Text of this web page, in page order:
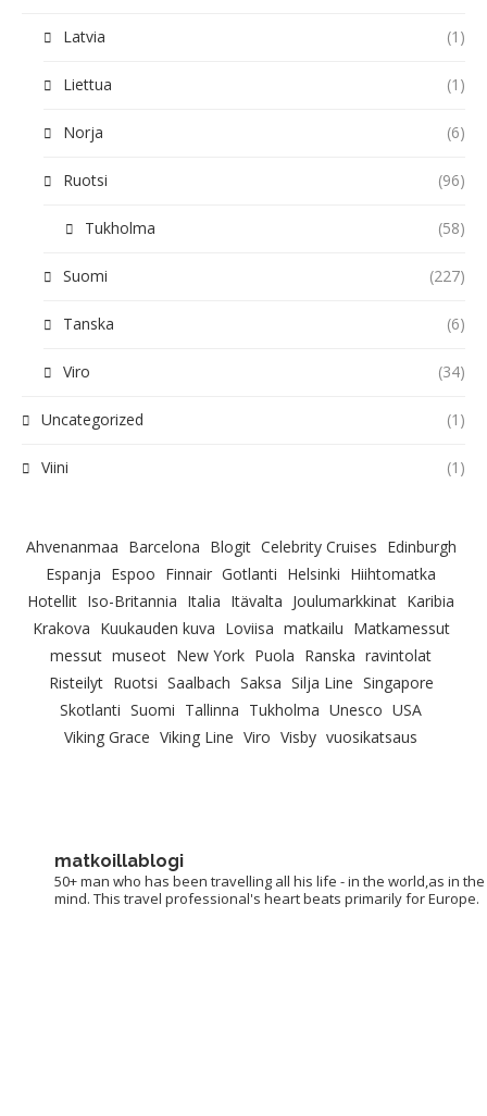
Latvia (1)
Liettua (1)
Norja (6)
Ruotsi (96)
Tukholma (58)
Suomi (227)
Tanska (6)
Viro (34)
Uncategorized (1)
Viini (1)
Ahvenanmaa Barcelona Blogit Celebrity Cruises Edinburgh
Espanja Espoo Finnair Gotlanti Helsinki Hiihtomatka
Hotellit Iso-Britannia Italia Itävalta Joulumarkkinat Karibia
Krakova Kuukauden kuva Loviisa matkailu Matkamessut
messut museot New York Puola Ranska ravintolat
Risteilyt Ruotsi Saalbach Saksa Silja Line Singapore
Skotlanti Suomi Tallinna Tukholma Unesco USA
Viking Grace Viking Line Viro Visby vuosikatsaus
matkoillablogi
50+ man who has been travelling all his life - in the world,as in the
mind. This travel professional's heart beats primarily for Europe.